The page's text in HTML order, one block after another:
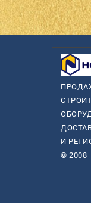
И
© 2008